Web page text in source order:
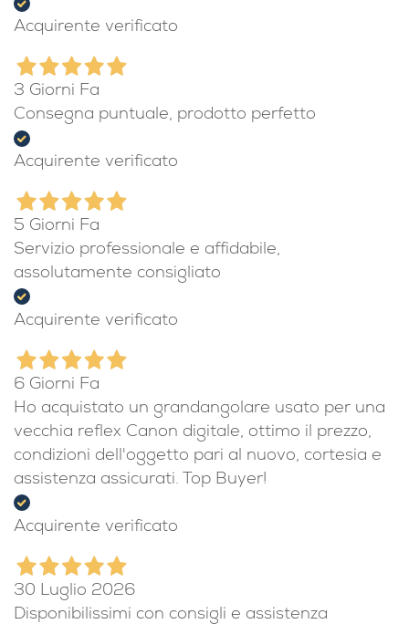
Acquirente verificato
3 Giorni Fa
Consegna puntuale, prodotto perfetto
Acquirente verificato
5 Giorni Fa
Servizio professionale e affidabile,
assolutamente consigliato
Acquirente verificato
6 Giorni Fa
Ho acquistato un grandangolare usato per una
vecchia reflex Canon digitale, ottimo il prezzo,
condizioni dell'oggetto pari al nuovo, cortesia e
assistenza assicurati. Top Buyer!
Acquirente verificato
30 Luglio 2026
Disponibilissimi con consigli e assistenza